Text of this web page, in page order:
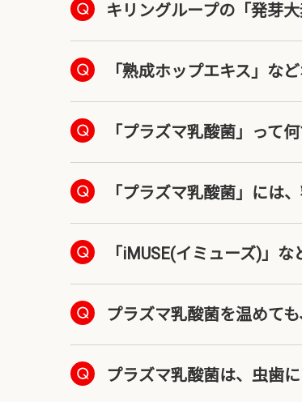
キリングループの「発芽
「熟成ホップエキス」な
「プラズマ乳酸菌」って
「プラズマ乳酸菌」には
「iMUSE(イミューズ)」
プラズマ乳酸菌を温めて
プラズマ乳酸菌は、虫歯